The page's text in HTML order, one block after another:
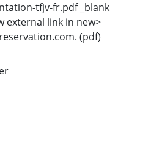
tfjv-fr.pdf _blank
external link in new>
(pdf)